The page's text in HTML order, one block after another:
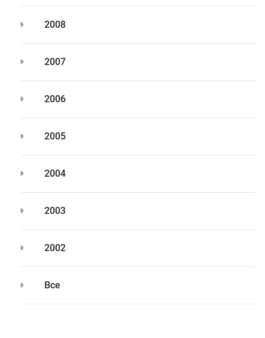
2008
2007
2006
2005
2004
2003
2002
Все